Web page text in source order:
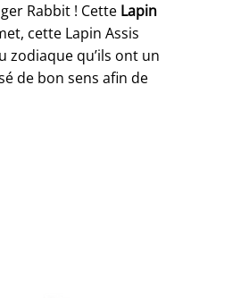
Rabbit ! Cette Lapin
cette Lapin Assis
zodiaque qu’ils ont un
de bon sens afin de